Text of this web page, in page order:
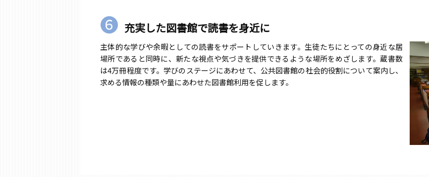
❻ 充実した図書館で読書を身近に
主体的な学びや余暇としての読書をサポートしていきます。生徒たちにとっての身近な居
場所であると同時に、新たな視点や気づきを提供できるような場所をめざします。蔵書数
は4万冊程度です。学びのステージにあわせて、公共図書館の社会的役割について案内し、
求める情報の種類や量にあわせた図書館利用を促します。